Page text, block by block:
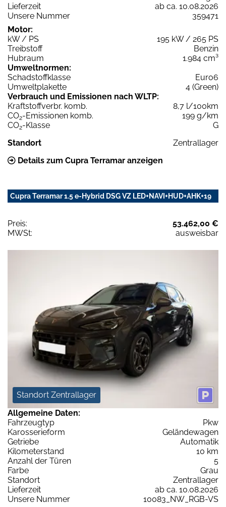
Lieferzeit
ab ca. 10.08.2026
Unsere Nummer
359471
Motor:
kW / PS
195 kW / 265 PS
Treibstoff
Benzin
Hubraum
1.984 cm³
Umweltnormen:
Schadstoffklasse
Euro6
Umweltplakette
4 (Green)
Verbrauch und Emissionen nach WLTP:
Kraftstoffverbr. komb.
8,7 l/100km
CO2-Emissionen komb.
199 g/km
CO2-Klasse
G
Standort
Zentrallager
Details zum Cupra Terramar anzeigen
Cupra Terramar 1.5 e-Hybrid DSG VZ LED+NAVI+HUD+AHK+19
Preis:
53.462,00 €
MWSt:
ausweisbar
Standort Zentrallager
Allgemeine Daten:
Fahrzeugtyp
Pkw
Karosserieform
Geländewagen
Getriebe
Automatik
Kilometerstand
10 km
Anzahl der Türen
5
Farbe
Grau
Standort
Zentrallager
Lieferzeit
ab ca. 10.08.2026
Unsere Nummer
10083_NW_RGB-VS